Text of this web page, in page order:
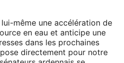
même une accélération de
en eau et anticipe une
dans les prochaines
directement pour notre